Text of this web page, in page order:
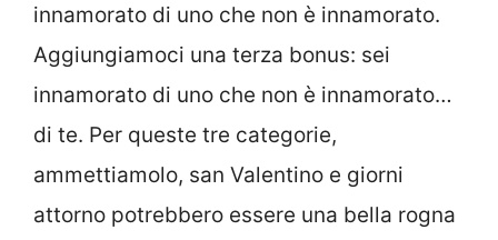
innamorato di uno che non è innamorato.
Aggiungiamoci una terza bonus: sei
innamorato di uno che non è innamorato…
di te. Per queste tre categorie,
ammettiamolo, san Valentino e giorni
attorno potrebbero essere una bella rogna